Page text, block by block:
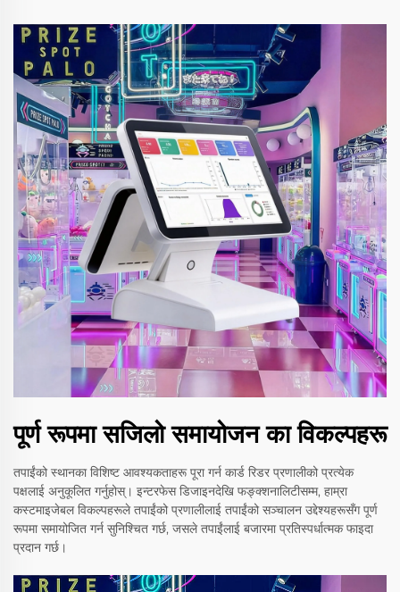
पूर्ण रूपमा सजिलो समायोजन का विकल्पहरू
तपाईंको स्थानका विशिष्ट आवश्यकताहरू पूरा गर्न कार्ड रिडर प्रणालीको प्रत्येक
पक्षलाई अनुकूलित गर्नुहोस्। इन्टरफेस डिजाइनदेखि फङ्क्शनालिटीसम्म, हाम्रा
कस्टमाइजेबल विकल्पहरूले तपाईंको प्रणालीलाई तपाईंको सञ्चालन उद्देश्यहरूसँग पूर्ण
रूपमा समायोजित गर्न सुनिश्चित गर्छ, जसले तपाईंलाई बजारमा प्रतिस्पर्धात्मक फाइदा
प्रदान गर्छ।